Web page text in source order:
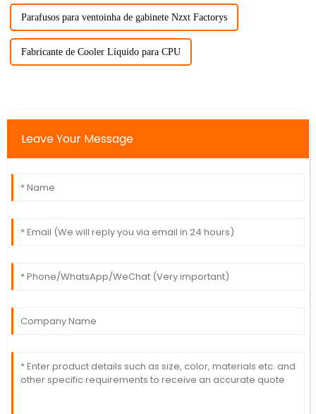
Parafusos para ventoinha de gabinete Nzxt Factorys
Fabricante de Cooler Líquido para CPU
Leave Your Message